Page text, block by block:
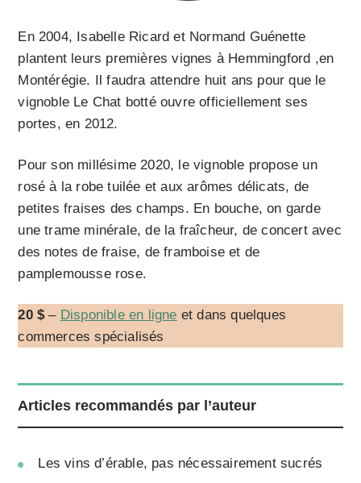
En 2004, Isabelle Ricard et Normand Guénette
plantent leurs premières vignes à Hemmingford ,en
Montérégie. Il faudra attendre huit ans pour que le
vignoble Le Chat botté ouvre officiellement ses
portes, en 2012.
Pour son millésime 2020, le vignoble propose un
rosé à la robe tuilée et aux arômes délicats, de
petites fraises des champs. En bouche, on garde
une trame minérale, de la fraîcheur, de concert avec
des notes de fraise, de framboise et de
pamplemousse rose.
20 $– Disponible en ligne et dans quelques
commerces spécialisés
Articles recommandés par l’auteur
Les vins d’érable, pas nécessairement sucrés